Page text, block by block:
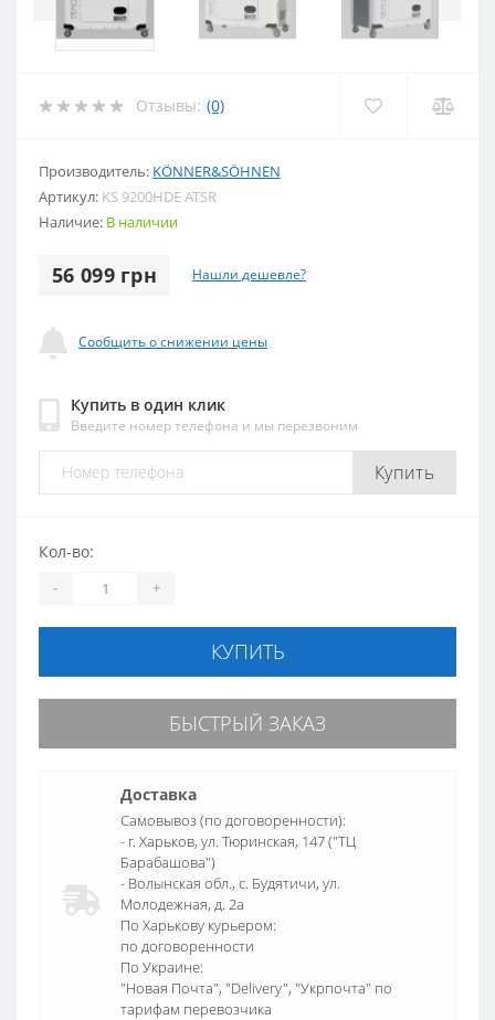
Отзывы: (0)
Производитель: KÖNNER&SÖHNEN
Артикул: KS 9200HDE ATSR
Наличие: В наличии
56 099 грн Нашли дешевле?
Сообщить о снижении цены
Купить в один клик
Введите номер телефона и мы перезвоним
Купить
Кол-во:
- +
КУПИТЬ
БЫСТРЫЙ ЗАКАЗ
Доставка
Самовывоз (по договоренности):
- г. Харьков, ул. Тюринская, 147 ("ТЦ
Барабашова")
- Волынская обл., c. Будятичи, ул.
Молодежная, д. 2а
По Харькову курьером:
по договоренности
По Украине:
"Новая Почта", "Delivery", "Укрпочта" по
тарифам перевозчика